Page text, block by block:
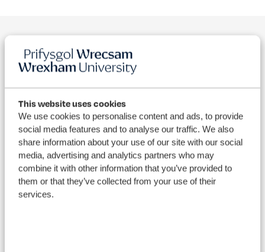
This website uses cookies
We use cookies to personalise content and ads, to provide
social media features and to analyse our traffic. We also
share information about your use of our site with our social
media, advertising and analytics partners who may
combine it with other information that you’ve provided to
them or that they’ve collected from your use of their
services.
Pam ein dewis ni?
Rydym yn
blaenoriaethu eich
dyfodol
“Mae astudio ym Mhrifysgol Wrecsam wedi fy helpu i
feithrin cysylltiadau o fewn y proffesiwn o’m dewis cyn
cael cyflogaeth. Roedd cymorth ac anogaeth gan y
darlithydd yn gymorth i wneud fy nhaith o fod yn fyfyriwr